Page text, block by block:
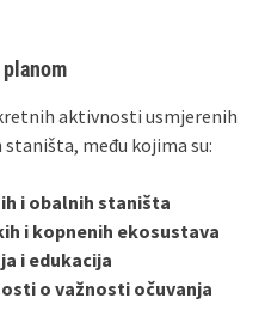
aktivnosti usmjerenih
među kojima su:
i obalnih staništa
i kopnenih ekosustava
i edukacija
o važnosti očuvanja